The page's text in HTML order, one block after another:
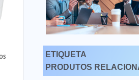
ETIQUETA
PRODUTOS